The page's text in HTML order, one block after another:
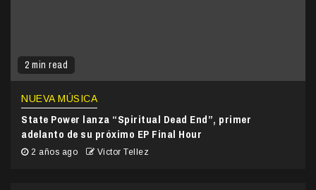
2 min read
NUEVA MÚSICA
State Power lanza “Spiritual Dead End”, primer
adelanto de su próximo EP Final Hour
2 años ago Victor Tellez